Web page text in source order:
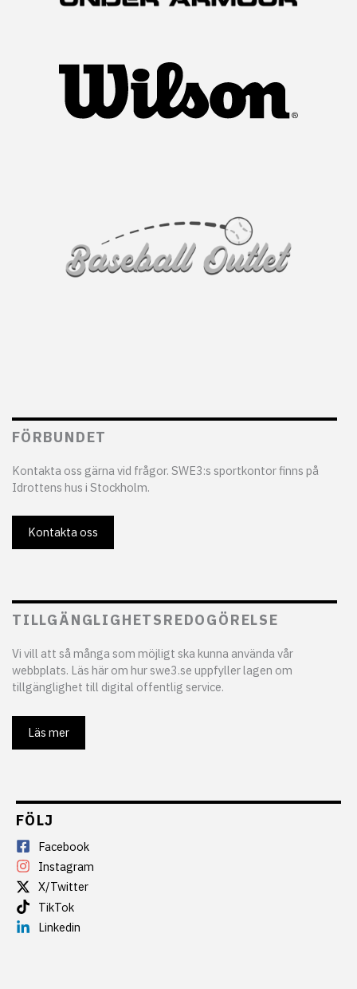
FÖRBUNDET
Kontakta oss gärna vid frågor. SWE3:s sportkontor finns på
Idrottens hus i Stockholm.
Kontakta oss
TILLGÄNGLIGHETSREDOGÖRELSE
Vi vill att så många som möjligt ska kunna använda vår
webbplats. Läs här om hur swe3.se uppfyller lagen om
tillgänglighet till digital offentlig service.
Läs mer
FÖLJ
Facebook
Instagram
X/Twitter
TikTok
Linkedin